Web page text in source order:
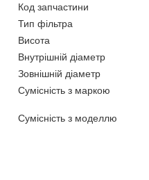
Код запчастини
Тип фільтра
Висота
Внутрішній діаметр
Зовнішній діаметр
Сумісність з маркою
Сумісність з моделлю